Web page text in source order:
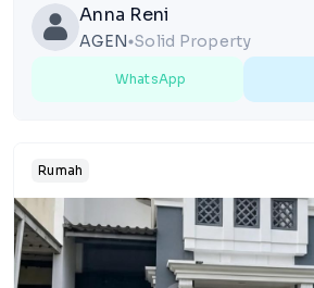
Anna Reni
AGEN lens Solid Property
WhatsApp
Rumah